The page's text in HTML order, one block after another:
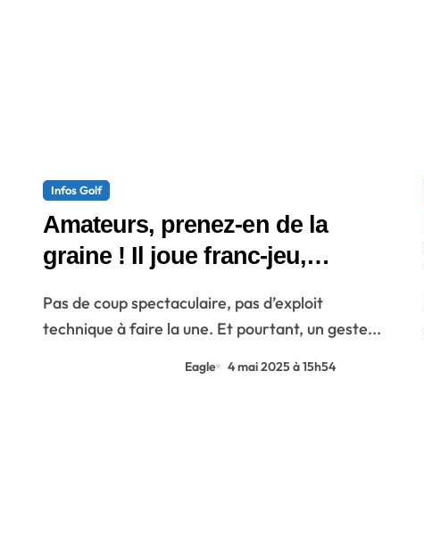
Infos Golf
Amateurs, prenez-en de la
graine ! Il joue franc-jeu,
passe le cut
Pas de coup spectaculaire, pas d’exploit
technique à faire la une. Et pourtant, un geste...
Eagle 4 mai 2025 à 15h54